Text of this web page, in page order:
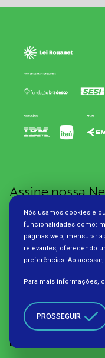
Assine nossa
SEU E-MAIL
Futura
Nós usamos cookies e
funcionalidades como:
páginas web, mensurar
relevantes, oferecendo
preferências. Ao
Para mais informações,
PROSSEGUIR